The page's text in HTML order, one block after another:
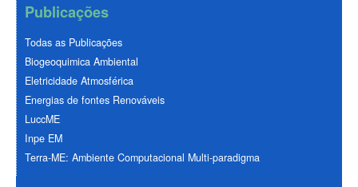
Publicações
Todas as Publicações
Biogeoquimica Ambiental
Eletricidade Atmosférica
Energias de fontes Renováveis
LuccME
Inpe EM
Terra-ME: Ambiente Computacional Multi-paradigma